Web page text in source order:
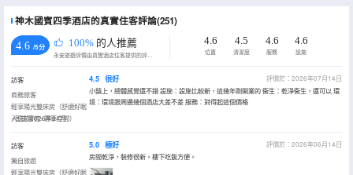
神木國賓四季酒店的真實住客評論(251)
4.6 /5分 100% 的人推薦
永安旅遊評價由真實酒店住客提供的評價。
4.6
位置
4.5
清潔度
4.6
服務
4.6
設施
訪客
商務旅客
輕享陽光雙床房（舒適好眠
+智能客控+靜享空間）
入住於2026年04月
4.5 很好
評價於：2026年07月14日
小鎮上，總體感覺還不錯 設施：設施比較新，這幾年剛開業的 衞生：乾淨衞生，還可以 環
境：環境跟周邊幾個酒店大差不差 服務：對得起這個價格
訪客
獨自旅遊
輕享陽光雙床房（舒適好眠
5.0 極好
評價於：2026年06月14日
房間乾淨，裝修很新。樓下吃飯方便。